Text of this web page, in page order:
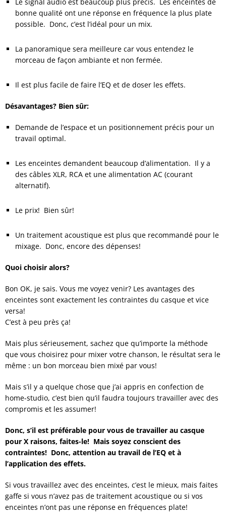
bonne qualité ont une réponse en fréquence la plus plate
possible. Donc, c’est l’idéal pour un mix.
La panoramique sera meilleure car vous entendez le
morceau de façon ambiante et non fermée.
Il est plus facile de faire l’EQ et de doser les effets.
Désavantages? Bien sûr:
Demande de l’espace et un positionnement précis pour un
travail optimal.
Les enceintes demandent beaucoup d’alimentation. Il y a
des câbles XLR, RCA et une alimentation AC (courant
alternatif).
Le prix! Bien sûr!
Un traitement acoustique est plus que recommandé pour le
mixage. Donc, encore des dépenses!
Quoi choisir alors?
Bon OK, je sais. Vous me voyez venir? Les avantages des
enceintes sont exactement les contraintes du casque et vice
versa!
C’est à peu près ça!
Mais plus sérieusement, sachez que qu’importe la méthode
que vous choisirez pour mixer votre chanson, le résultat sera le
même : un bon morceau bien mixé par vous!
Mais s’il y a quelque chose que j’ai appris en confection de
home-studio, c’est bien qu’il faudra toujours travailler avec des
compromis et les assumer!
Donc, s’il est préférable pour vous de travailler au casque
pour X raisons, faites-le! Mais soyez conscient des
contraintes! Donc, attention au travail de l’EQ et à
l’application des effets.
Si vous travaillez avec des enceintes, c’est le mieux, mais faites
gaffe si vous n’avez pas de traitement acoustique ou si vos
enceintes n’ont pas une réponse en fréquences plate!